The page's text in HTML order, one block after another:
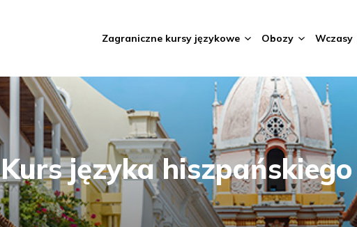
Zagraniczne kursy językowe Obozy Wczasy
Kurs języka